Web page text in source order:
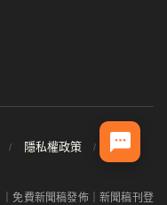
隱私權政策
｜免費新聞稿發佈｜新聞稿刊登